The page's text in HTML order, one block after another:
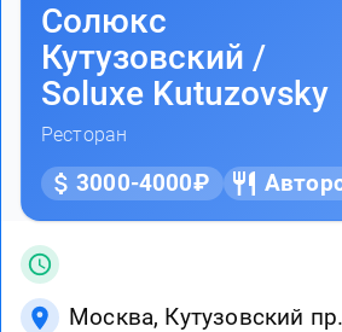
Солюкс
Кутузовский /
Soluxe Kutuzovsky
Ресторан
3000-4000₽
Москва, Кутузовский